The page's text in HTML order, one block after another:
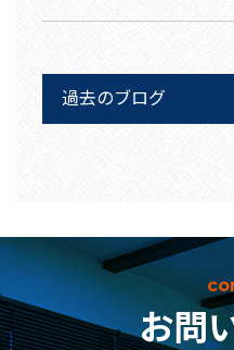
過去のブログ
お問